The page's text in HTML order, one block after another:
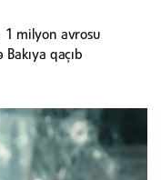
1 milyon avrosu
qaçıb